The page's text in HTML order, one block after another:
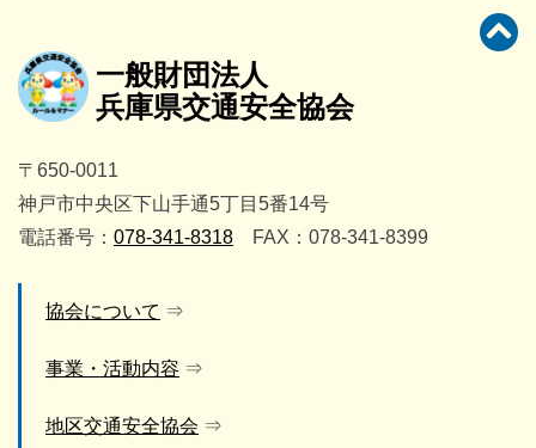
一般財団法人
兵庫県交通安全協会
〒650-0011
神戸市中央区下山手通5丁目5番14号
電話番号： 078-341-8318 FAX：078-341-8399
協会について
事業・活動内容
地区交通安全協会